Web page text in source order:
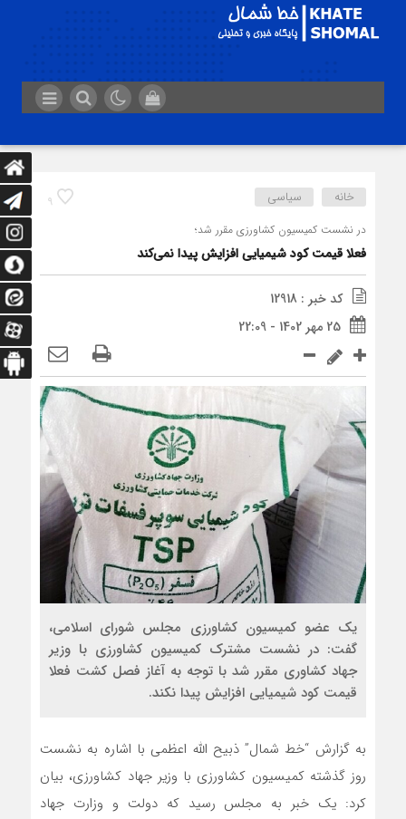
9 خانه سیاسی
در نشست کمیسیون کشاورزی مقرر شد؛
فعلا قیمت کود شیمیایی افزایش پیدا نمی‌کند
کد خبر : 12918
25 مهر 1402 - 22:09
یک عضو کمیسیون کشاورزی مجلس شورای اسلامی،
گفت: در نشست مشترک کمیسیون کشاورزی با وزیر
جهاد کشاوری مقرر شد با توجه به آغاز فصل کشت فعلا
قیمت کود شیمیایی افزایش پیدا نکند.
به گزارش “خط شمال” ذبیح الله اعظمی با اشاره به نشست
روز گذشته کمیسیون کشاورزی با وزیر جهاد کشاورزی، بیان
کرد: یک خبر به مجلس رسید که دولت و وزارت جهاد